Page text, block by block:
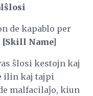
de kapablo per
[Skill Name]
ŝlosi kestojn kaj
ilin kaj tajpi
malfacilaĵo, kiun